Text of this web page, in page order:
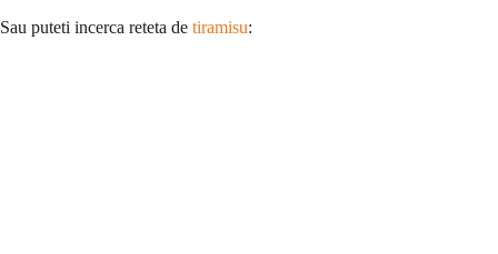
Sau puteti incerca reteta de tiramisu: